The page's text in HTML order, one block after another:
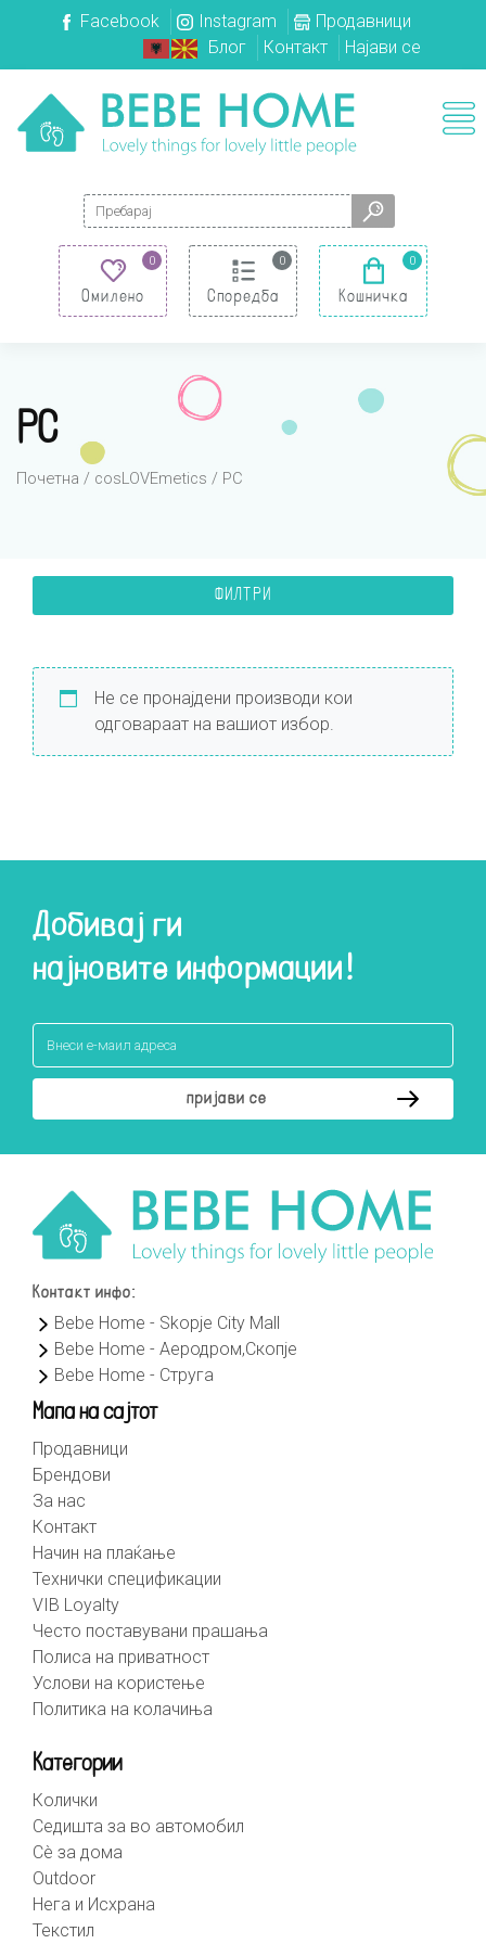
Facebook Instagram
Продавници
Блог
Контакт Најави се
Search for:
0
Омилено
0
Споредба
0
Кошничка
PC
Почетна / cosLOVEmetics / PC
ФИЛТРИ
Не се пронајдени производи кои
одговараат на вашиот избор.
Добивај ги
најновите информации!
Контакт инфо:
Bebe Home - Skopje City Mall
Bebe Home - Аеродром,Скопје
Bebe Home - Струга
Мапа на сајтот
Продавници
Брендови
За нас
Контакт
Начин на плаќање
Технички спецификации
VIB Loyalty
Често поставувани прашања
Полиса на приватност
Услови на користење
Политика на колачиња
Категории
Колички
Седишта за во автомобил
Сè за дома
Outdoor
Нега и Исхрана
Текстил